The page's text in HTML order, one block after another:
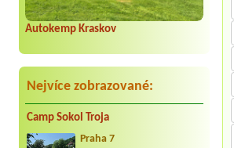
Autokemp Kraskov
Nejvíce zobrazované:
Camp Sokol Troja
Praha 7